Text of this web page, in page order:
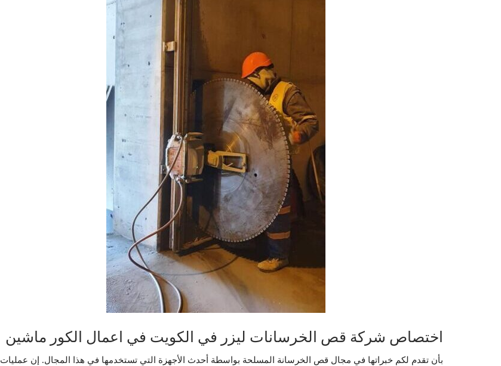
اختصاص شركة قص الخرسانات ليزر في الكويت في اعمال الكور ماشين
بأن تقدم لكم خبراتها في مجال قص الخرسانة المسلحة بواسطة أحدث الأجهزة التي تستخدمها في هذا المجال. إن عمليات